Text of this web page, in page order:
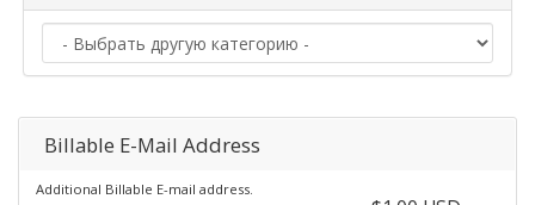
Billable E-Mail Address
Additional Billable E-mail address.